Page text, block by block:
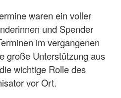
waren ein voller
und Spender
im vergangenen
große Unterstützung aus
wichtige Rolle des
vor Ort.